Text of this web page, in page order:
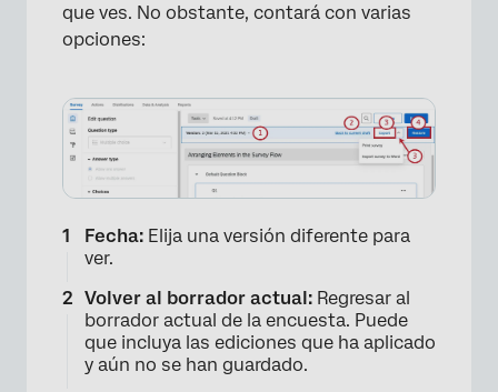
×
que ves. No obstante, contará con varias
opciones:
Fecha: Elija una versión diferente para
ver.
Volver al borrador actual: Regresar al
borrador actual de la encuesta. Puede
que incluya las ediciones que ha aplicado
y aún no se han guardado.